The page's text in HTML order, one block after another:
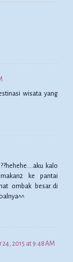
wisata yang
kalo
ke pantai
ombak besar..di
24, 2015 at 9:48 AM